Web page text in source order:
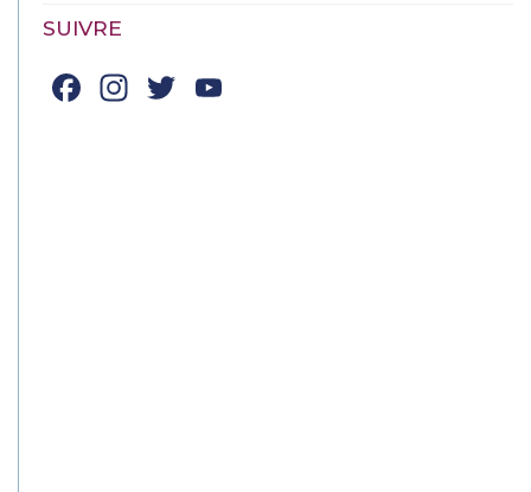
SUIVRE
Facebook
Instagram
Twitter